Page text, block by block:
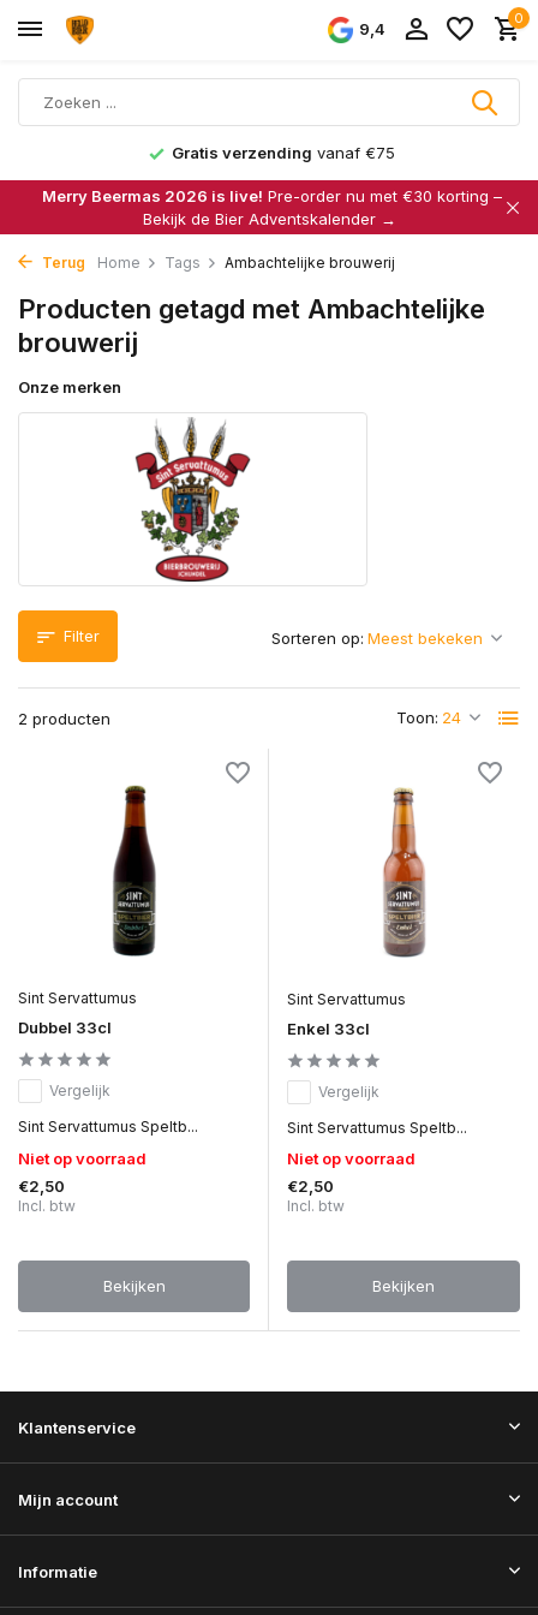
9,4
0
Gratis verzending vanaf €75
Merry Beermas 2026 is live! Pre-order nu met €30 korting –
Bekijk de Bier Adventskalender →
Terug Home Tags Ambachtelijke brouwerij
Producten getagd met Ambachtelijke
brouwerij
Onze merken
Filter
2 producten Toon:
Sorteren op:
Sint Servattumus
Dubbel 33cl
Vergelijk
Sint Servattumus Speltb...
Niet op voorraad
€2,50
Incl. btw
Bekijken
Sint Servattumus
Enkel 33cl
Vergelijk
Sint Servattumus Speltb...
Niet op voorraad
€2,50
Incl. btw
Bekijken
Klantenservice
Mijn account
Informatie